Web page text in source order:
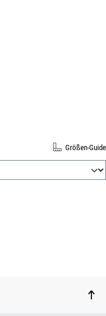
Größen-Guide